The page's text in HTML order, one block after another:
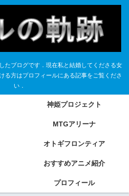
たブログです．現在私と結婚してくださる女
る方はプロフィールにある記事をご覧くださ
い．
神姫プロジェクト
MTGアリーナ
オトギフロンティア
おすすめアニメ紹介
プロフィール